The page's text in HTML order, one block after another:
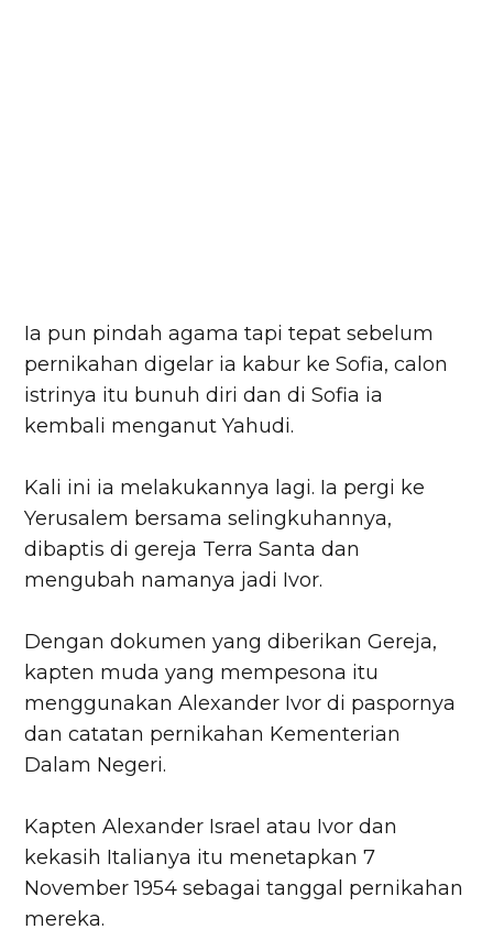
Ia pun pindah agama tapi tepat sebelum
pernikahan digelar ia kabur ke Sofia, calon
istrinya itu bunuh diri dan di Sofia ia
kembali menganut Yahudi.
Kali ini ia melakukannya lagi. Ia pergi ke
Yerusalem bersama selingkuhannya,
dibaptis di gereja Terra Santa dan
mengubah namanya jadi Ivor.
Dengan dokumen yang diberikan Gereja,
kapten muda yang mempesona itu
menggunakan Alexander Ivor di paspornya
dan catatan pernikahan Kementerian
Dalam Negeri.
Kapten Alexander Israel atau Ivor dan
kekasih Italianya itu menetapkan 7
November 1954 sebagai tanggal pernikahan
mereka.